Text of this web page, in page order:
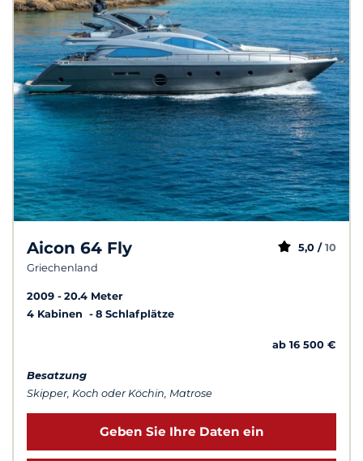
Aicon 64 Fly
Griechenland
5,0 / 10
2009
20.4 Meter
4 Kabinen
8 Schlafplätze
ab 16 500 €
Besatzung
Skipper, Koch oder Köchin, Matrose
Geben Sie Ihre Daten ein